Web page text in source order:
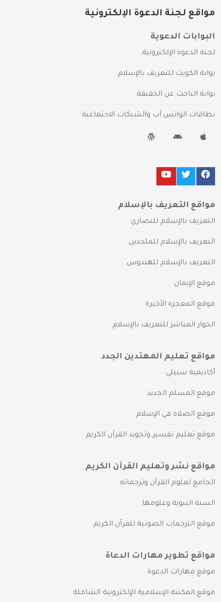
مواقع لجنة الدعوة الإلكترونية
البوابات الدعوية
لجنة الدعوة الإلكترونية
بوابة الكويت للتعريف بالإسلام
بوابة الباحث عن الحقيقة
بطاقات الواتس آب والشبكات الاجتماعية
مواقع التعريف بالإسلام
التعريف بالإسلام للنصارى
التعريف بالإسلام للملحدين
التعريف بالإسلام للهندوس
موقع الإيمان
موقع المعجزة الأخيرة
الحوار المباشر للتعريف بالإسلام
مواقع تعليم المهتدين الجدد
أكاديمية سبيلي
موقع المسلم الجديد
موقع الصلاة في الإسلام
موقع تعليم تفسير وتجويد القرآن الكريم
مواقع نشر وتعليم القرآن الكريم
الجامع لعلوم القرآن وترجماته
السنة النبوية وعلومها
موقع الترجمات الصوتية للقرآن الكريم
مواقع تطوير مهارات الدعاة
موقع مهارات الدعوة
موقع المكتبة الإسلامية الإلكترونية الشاملة